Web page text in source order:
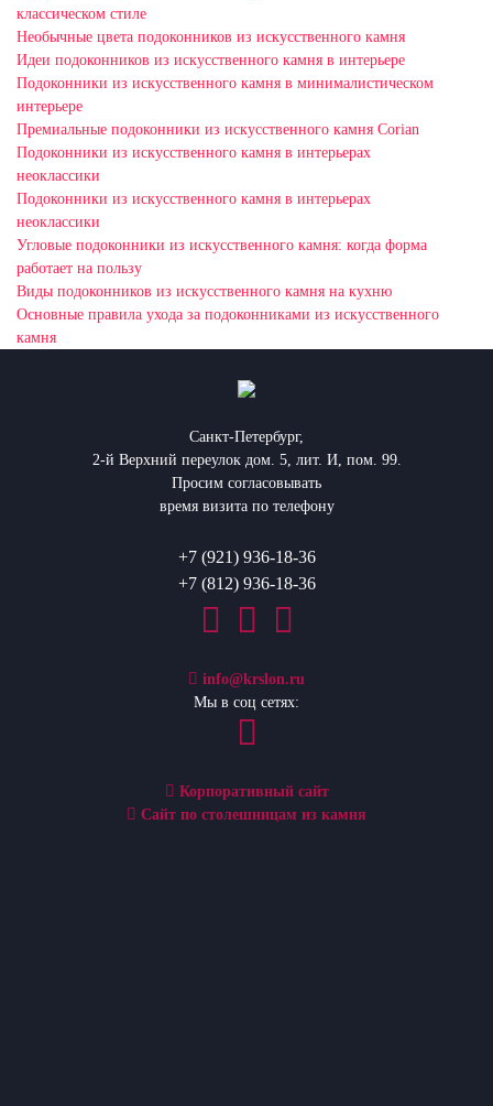
классическом стиле
Необычные цвета подоконников из искусственного камня
Идеи подоконников из искусственного камня в интерьере
Подоконники из искусственного камня в минималистическом
интерьере
Премиальные подоконники из искусственного камня Corian
Подоконники из искусственного камня в интерьерах
неоклассики
Подоконники из искусственного камня в интерьерах
неоклассики
Угловые подоконники из искусственного камня: когда форма
работает на пользу
Виды подоконников из искусственного камня на кухню
Основные правила ухода за подоконниками из искусственного
камня
Санкт-Петербург,
2-й Верхний переулок дом. 5, лит. И, пом. 99.
Просим согласовывать
время визита по телефону
+7 (921) 936-18-36
+7 (812) 936-18-36
info@krslon.ru
Мы в соц сетях:
Корпоративный сайт
Сайт по столешницам из камня